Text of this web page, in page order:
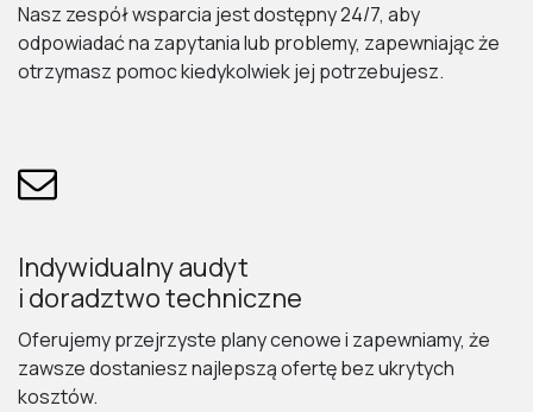
Nasz zespół wsparcia jest dostępny 24/7, aby
odpowiadać na zapytania lub problemy, zapewniając że
otrzymasz pomoc kiedykolwiek jej potrzebujesz.
Indywidualny audyt
i doradztwo techniczne
Oferujemy przejrzyste plany cenowe i zapewniamy, że
zawsze dostaniesz najlepszą ofertę bez ukrytych
kosztów.